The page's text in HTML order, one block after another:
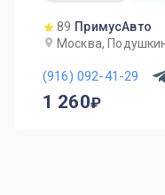
89 ПримусАвто
Москва,
(916) 092-41-29
1 260